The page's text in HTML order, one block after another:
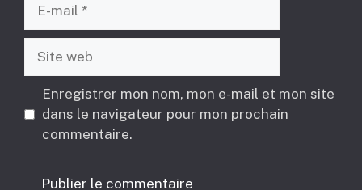
mail
web
Enregistrer mon nom, mon e-mail et mon site
dans le navigateur pour mon prochain
commentaire.